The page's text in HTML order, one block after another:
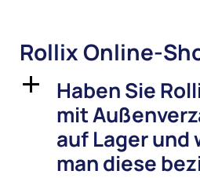
Rollix Online-
a
Haben Sie
mit
auf Lager und
man diese